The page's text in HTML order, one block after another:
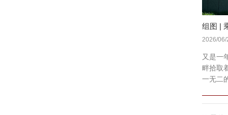
组图 |
2026/06/
又是一
畔拾取
一无二